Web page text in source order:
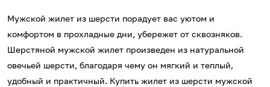
Мужской жилет из шерсти порадует вас уютом и
комфортом в прохладные дни, убережет от сквозняков.
Шерстяной мужской жилет произведен из натуральной
овечьей шерсти, благодаря чему он мягкий и теплый,
удобный и практичный. Купить жилет из шерсти мужской